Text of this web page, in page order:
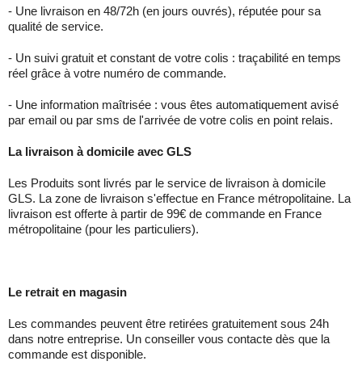
- Une livraison en 48/72h (en jours ouvrés), réputée pour sa
qualité de service.
- Un suivi gratuit et constant de votre colis : traçabilité en temps
réel grâce à votre numéro de commande.
- Une information maîtrisée : vous êtes automatiquement avisé
par email ou par sms de l'arrivée de votre colis en point relais.
La livraison à domicile avec GLS
Les Produits sont livrés par le service de livraison à domicile
GLS. La zone de livraison s'effectue en France métropolitaine. La
livraison est offerte à partir de 99€ de commande en France
métropolitaine (pour les particuliers).
Le retrait en magasin
Les commandes peuvent être retirées gratuitement sous 24h
dans notre entreprise. Un conseiller vous contacte dès que la
commande est disponible.